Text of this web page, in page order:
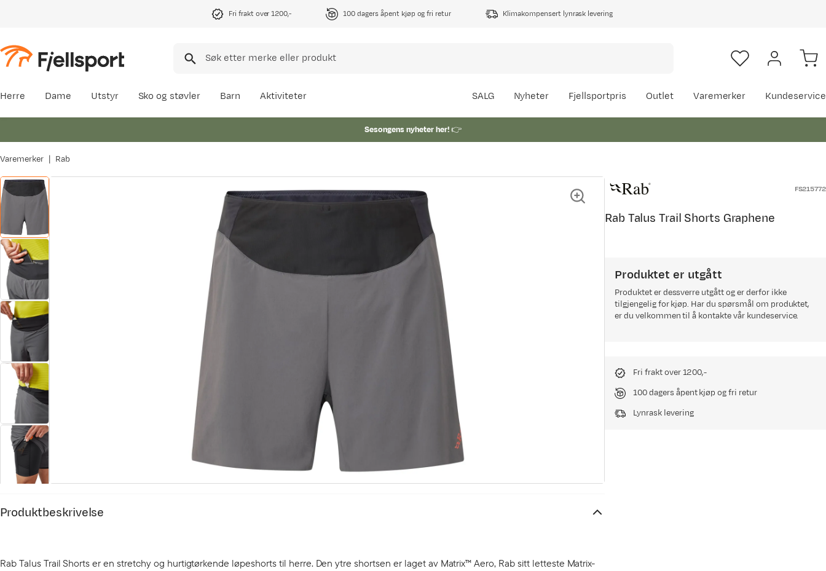
Fri frakt over 1200,- 100 dagers åpent kjøp og fri retur Klimakompensert lynrask levering
Herre Dame Utstyr Sko og støvler Barn Aktiviteter SALG Nyheter Fjellsportpris Outlet Varemerker Kundeservice
Sesongens nyheter her!👉
Varemerker Rab
Produktbeskrivelse
Rab Talus Trail Shorts er en stretchy og hurtigtørkende løpeshorts til herre. Den ytre shortsen er laget av Matrix™ Aero, Rab sitt letteste Matrix-
FS215772
Rab Talus Trail Shorts Graphene
Produktet er utgått
Produktet er dessverre utgått og er derfor ikke
tilgjengelig for kjøp. Har du spørsmål om produktet,
er du velkommen til å kontakte vår kundeservice.
Fri frakt over 1200,-
100 dagers åpent kjøp og fri retur
Lynrask levering